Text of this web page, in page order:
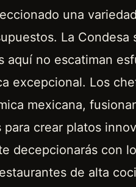
una
La Condesa
no escatiman
excepcional. Los
mexicana,
crear platos
decepcionarás con
de alta